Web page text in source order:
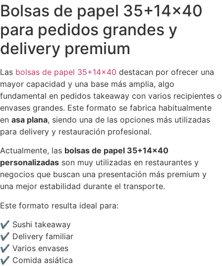
Bolsas de papel 35+14×40
para pedidos grandes y
delivery premium
Las bolsas de papel 35+14×40 destacan por ofrecer una
mayor capacidad y una base más amplia, algo
fundamental en pedidos takeaway con varios recipientes o
envases grandes. Este formato se fabrica habitualmente
en asa plana, siendo una de las opciones más utilizadas
para delivery y restauración profesional.
Actualmente, las bolsas de papel 35+14×40
personalizadas son muy utilizadas en restaurantes y
negocios que buscan una presentación más premium y
una mejor estabilidad durante el transporte.
Este formato resulta ideal para:
✔ Sushi takeaway
✔ Delivery familiar
✔ Varios envases
✔ Comida asiática